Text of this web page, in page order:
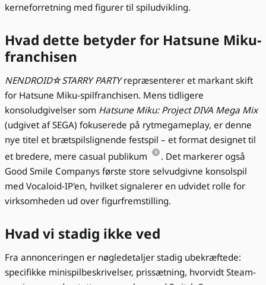
kerneforretning med figurer til spiludvikling.
Hvad dette betyder for Hatsune Miku-
franchisen
NENDROID☆STARRY PARTYrepræsenterer et markant skift
for Hatsune Miku-spilfranchisen. Mens tidligere
konsoludgivelser som Hatsune Miku: Project DIVA Mega Mix
(udgivet af SEGA) fokuserede på rytmegameplay, er denne
nye titel et brætspilslignende festspil – et format designet til
et bredere, mere casual publikum
. Det markerer også
Good Smile Companys første store selvudgivne konsolspil
med Vocaloid-IP'en, hvilket signalerer en udvidet rolle for
virksomheden ud over figurfremstilling.
Hvad vi stadig ikke ved
Fra annonceringen er nøgledetaljer stadig ubekræftede:
specifikke minispilbeskrivelser, prissætning, hvorvidt Steam-